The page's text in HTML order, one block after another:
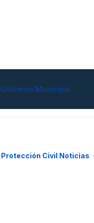
Gobierno Municipal
Protección Civil Noticias